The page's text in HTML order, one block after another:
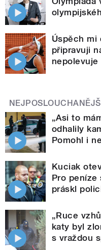
Úspěch mi
připravuji
nepolevuje
„Asi to
odhalily
Pomohl i
Kuciak
Pro peníze
práskl
„Ruce
katy byl
s vraždou